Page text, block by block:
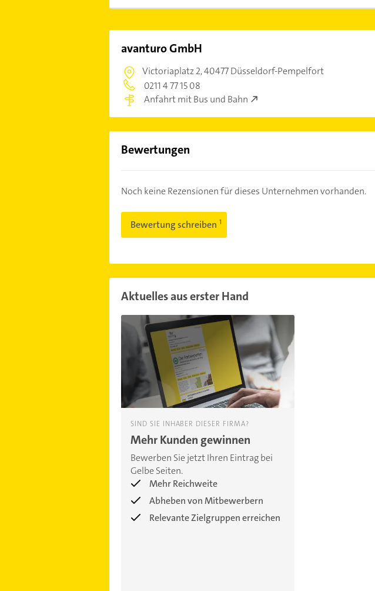
avanturo GmbH
Victoriaplatz 2,40477 Düsseldorf-Pempelfort
0211 4 77 15 08
Anfahrt mit Bus und Bahn
Bewertungen
Noch keine Rezensionen für dieses Unternehmen vorhanden.
Bewertung schreiben
Aktuelles aus erster Hand
SIND SIE INHABER DIESER FIRMA?
Mehr Kunden gewinnen
Bewerben Sie jetzt Ihren Eintrag bei
Gelbe Seiten.
Mehr Reichweite
Abheben von Mitbewerbern
Relevante Zielgruppen erreichen